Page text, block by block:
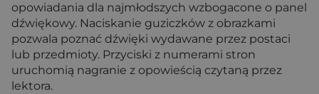
opowiadania dla najmłodszych wzbogacone o panel
dźwiękowy. Naciskanie guziczków z obrazkami
pozwala poznać dźwięki wydawane przez postaci
lub przedmioty. Przyciski z numerami stron
uruchomią nagranie z opowieścią czytaną przez
lektora.